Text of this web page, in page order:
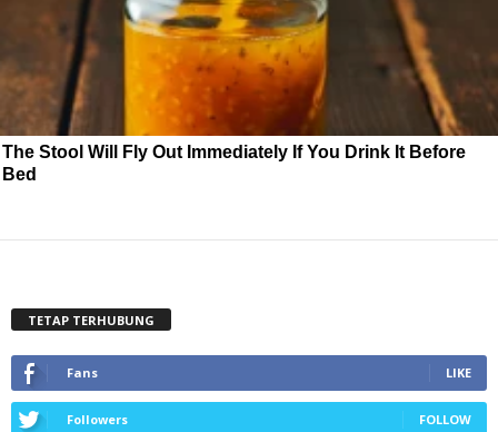
The Stool Will Fly Out Immediately If You Drink It Before
Bed
TETAP TERHUBUNG
Fans LIKE
Followers FOLLOW